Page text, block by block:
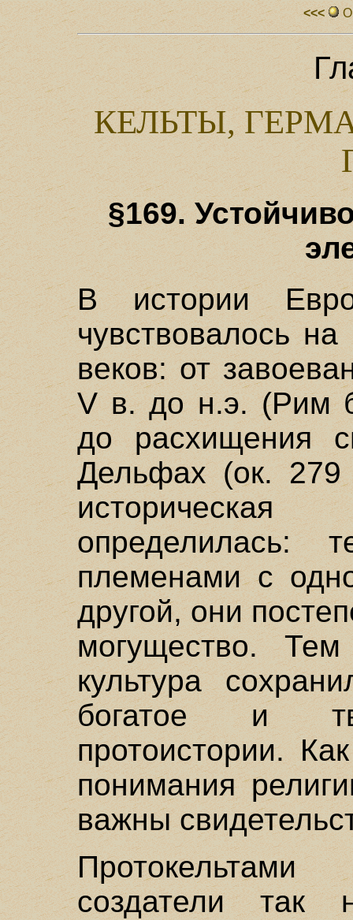
<<<
КЕЛЬТЫ,
§169.
В истории
чувствовалось
веков: от
V в. до н.э. (Рим
до расхищения
Дельфах (ок. 279
определилась:
племенами с
другой, они
могущество.
культура
богатое и
протоистории.
понимания
важны
создатели так